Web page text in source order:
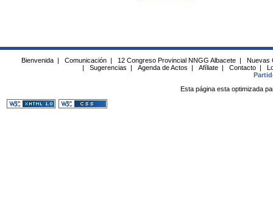
Bienvenida | Comunicación | 12 Congreso Provincial NNGG Albacete |
Nuevas
|
Sugerencias | Agenda de Actos | Afíliate | Contacto |
Esta página esta optimizada